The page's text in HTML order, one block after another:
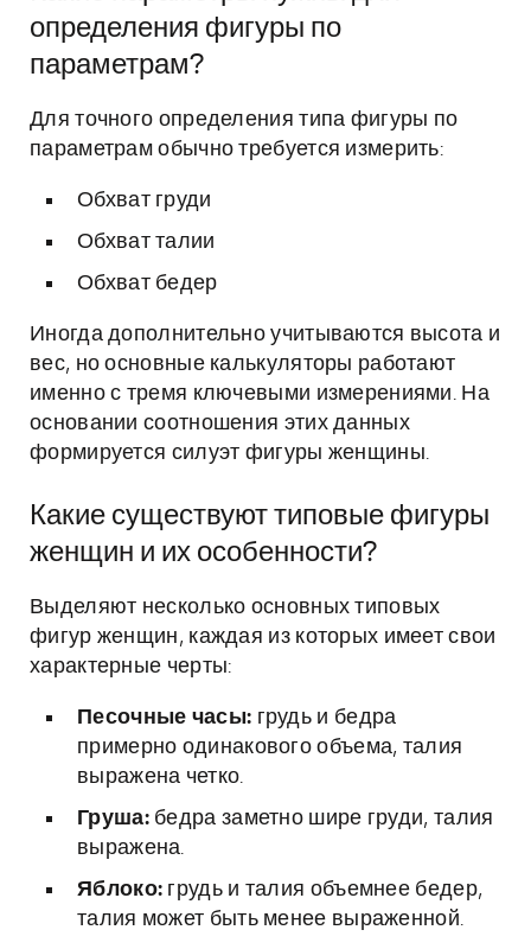
определения фигуры по
параметрам?
Для точного определения типа фигуры по
параметрам обычно требуется измерить:
Обхват груди
Обхват талии
Обхват бедер
Иногда дополнительно учитываются высота и
вес, но основные калькуляторы работают
именно с тремя ключевыми измерениями. На
основании соотношения этих данных
формируется силуэт фигуры женщины.
Какие существуют типовые фигуры
женщин и их особенности?
Выделяют несколько основных типовых
фигур женщин, каждая из которых имеет свои
характерные черты:
Песочные часы: грудь и бедра
примерно одинакового объема, талия
выражена четко.
Груша:бедра заметно шире груди, талия
выражена.
Яблоко: грудь и талия объемнее бедер,
талия может быть менее выраженной.